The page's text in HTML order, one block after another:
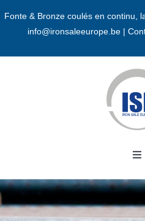
Fonte & Bronze coulés en continu,
info@ironsaleeurope.be|